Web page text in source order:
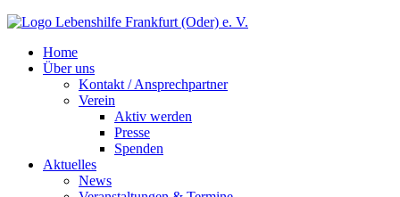
Home
Über uns
Kontakt / Ansprechpartner
Verein
Aktiv werden
Presse
Spenden
Aktuelles
News